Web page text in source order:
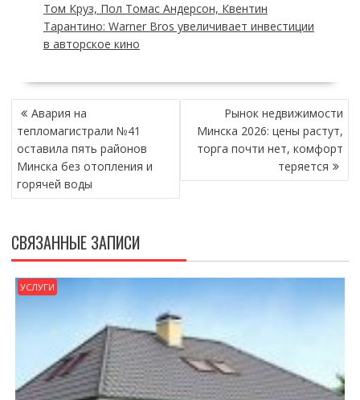
Том Круз, Пол Томас Андерсон, Квентин
Тарантино: Warner Bros увеличивает инвестиции
в авторское кино
НАВИГАЦИЯ
ПО
ЗАПИСЯМ
Авария на
тепломагистрали №41
оставила пять районов
Минска без отопления и
горячей воды
Рынок недвижимости
Минска 2026: цены растут,
торга почти нет, комфорт
теряется
СВЯЗАННЫЕ ЗАПИСИ
УСЛУГИ